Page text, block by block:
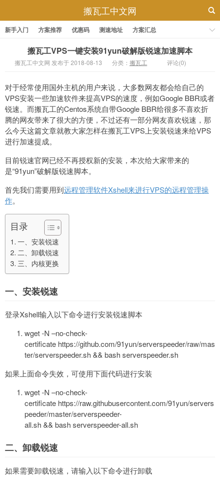
搬瓦工中文网
新手入门 方案推荐 优惠码 测速地址 方案汇总
搬瓦工VPS一键安装91yun破解版锐速加速脚本
搬瓦工中文网 发布于 2018-08-13 分类： 搬瓦工 评论(0)
对于经常使用国外主机的用户来说，大多数网友都会给自己的
VPS安装一些加速软件来提高VPS的速度，例如Google BBR或者
锐速。而搬瓦工的Centos系统自带Google BBR给很多不喜欢折
腾的网友带来了很大的方便，不过还有一部分网友喜欢锐速，那
么今天这篇文章就教大家怎样在搬瓦工VPS上安装锐速来给VPS
进行加速提成。
目前锐速官网已经不再授权新的安装，本次给大家带来的
是“91yun”破解版锐速脚本。
首先我们需要用到远程管理软件Xshell来进行VPS的远程管理操
作。
目录
一、安装锐速
二、卸载锐速
三、内核更换
一、安装锐速
登录Xshell输入以下命令进行安装锐速脚本
wget -N –no-check-
certificate https://github.com/91yun/serverspeeder/raw/mas
ter/serverspeeder.sh && bash serverspeeder.sh
如果上面命令失效，可使用下面代码进行安装
wget -N –no-check-
certificate https://raw.githubusercontent.com/91yun/servers
peeder/master/serverspeeder-
all.sh && bash serverspeeder-all.sh
二、卸载锐速
如果需要卸载锐速，请输入以下命令进行卸载